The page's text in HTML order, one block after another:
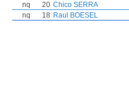
nq
20 Chico SERRA
nq
18 Raul BOESEL